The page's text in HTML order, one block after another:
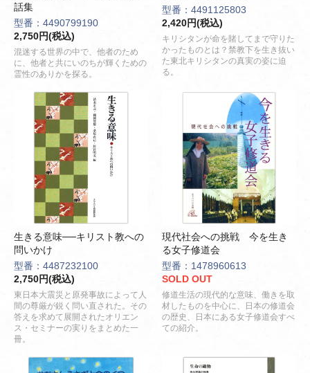
話集
型番：4490799190
2,750円(税込)
混迷する世界の中で、他者のため
に、他者と共にいのちが輝くための
霊性のありかを探る。
型番：4491125803
2,420円(税込)
キリシタンが命を賭してまで守りた
かったものとは？禁教下を生き抜い
た東北キリシタンの真実の姿に迫
る。
生きる意味──キリスト教への
問いかけ
型番：4487232100
2,750円(税込)
東日本大震災と原発事故によって人
間の尊厳が鋭く問い直された。その
答えを求めて展開されたオリエン
ス・セミナーの実りをまとめた一
冊。
現代社会への挑戦 今を生き
る女子修道会
型番：1478960613
SOLD OUT
修道生活の現代的な意味、働きを取
材したものを中心に、日本の修道会
の歴史、日本にある女子修道会すべ
ての紹介。